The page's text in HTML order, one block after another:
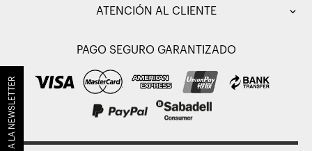
ATENCIÓN AL CLIENTE
PAGO SEGURO GARANTIZADO